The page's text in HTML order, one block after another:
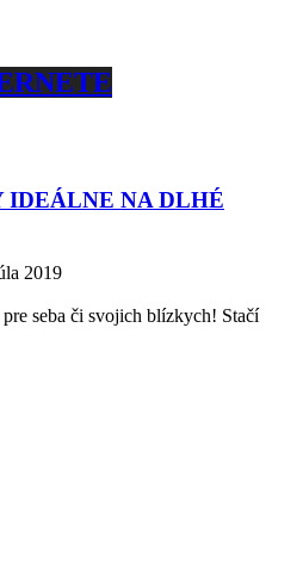
NA DLHÉ
2019
seba či svojich blízkych! Stačí